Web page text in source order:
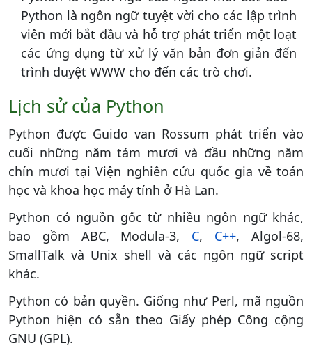
Python là ngôn ngữ tuyệt vời cho các lập trình
viên mới bắt đầu và hỗ trợ phát triển một loạt
các ứng dụng từ xử lý văn bản đơn giản đến
trình duyệt WWW cho đến các trò chơi.
Lịch sử của Python
Python được Guido van Rossum phát triển vào
cuối những năm tám mươi và đầu những năm
chín mươi tại Viện nghiên cứu quốc gia về toán
học và khoa học máy tính ở Hà Lan.
Python có nguồn gốc từ nhiều ngôn ngữ khác,
bao gồm ABC, Modula-3, C, C++, Algol-68,
SmallTalk và Unix shell và các ngôn ngữ script
khác.
Python có bản quyền. Giống như Perl, mã nguồn
Python hiện có sẵn theo Giấy phép Công cộng
GNU (GPL).